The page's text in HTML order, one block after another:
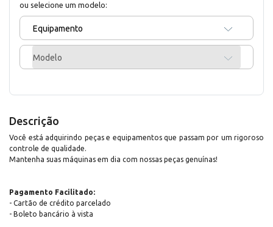
ou selecione um modelo:
Equipamento
Modelo
Descrição
Você está adquirindo peças e equipamentos que passam por um rigoroso
controle de qualidade.
Mantenha suas máquinas em dia com nossas peças genuínas!
Pagamento Facilitado:
- Cartão de crédito parcelado
- Boleto bancário à vista